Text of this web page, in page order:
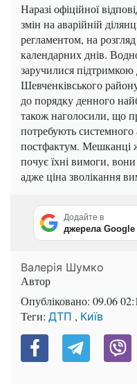
Наразі офіційної
змін на аварійній
регламентом, на
календарних днів.
заручилися підтримкою
Шевченківського
до порядку денного
також наголосили, що
потребують системного
постфактум. Мешканці
почує їхні вимоги,
адже ціна зволікання
Додайте в
джерела Google
Валерія Шумко
Автор
Опубліковано: 09.06
Теги: ДТП , Київ